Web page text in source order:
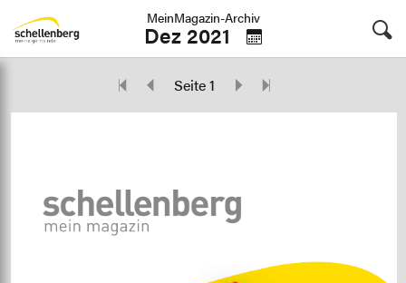
MeinMagazin-Archiv
Dez 2021
Seite 1